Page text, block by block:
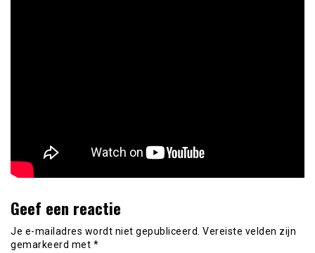
Geef een reactie
Je e-mailadres wordt niet gepubliceerd. Vereiste velden zijn
gemarkeerd met *